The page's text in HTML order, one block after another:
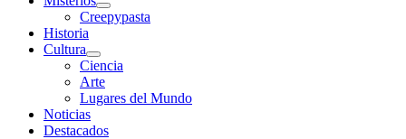
Creepypasta
Historia
Cultura
Ciencia
Arte
Lugares del Mundo
Noticias
Destacados